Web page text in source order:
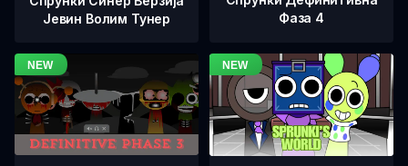
Јевин Волим Тунер
Фаза 4